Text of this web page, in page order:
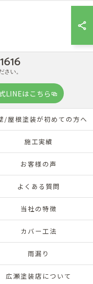
い。
LINEはこちら
/屋根塗装が初めての方へ
施工実績
お客様の声
よくある質問
当社の特徴
カバー工法
雨漏り
広瀬塗装店について